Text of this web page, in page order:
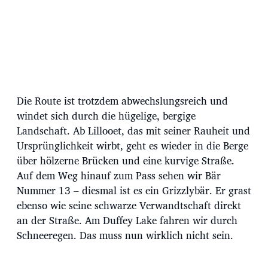
Die Route ist trotzdem abwechslungsreich und
windet sich durch die hügelige, bergige
Landschaft. Ab Lillooet, das mit seiner Rauheit und
Ursprünglichkeit wirbt, geht es wieder in die Berge
über hölzerne Brücken und eine kurvige Straße.
Auf dem Weg hinauf zum Pass sehen wir Bär
Nummer 13 – diesmal ist es ein Grizzlybär. Er grast
ebenso wie seine schwarze Verwandtschaft direkt
an der Straße. Am Duffey Lake fahren wir durch
Schneeregen. Das muss nun wirklich nicht sein.